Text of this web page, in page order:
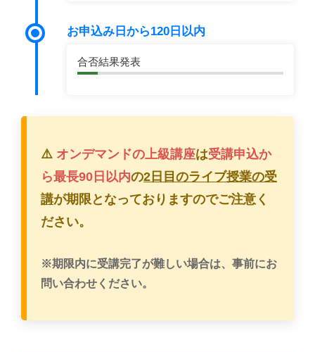
お申込み日から120日以内
合否結果発表
⚠️ オンデマンドの上級講座は受講申込か
ら最長90日以内の2日目のライブ授業の受
講が期限となっておりますのでご注意く
ださい。
※期限内に受講完了が難しい場合は、事前にお
問い合わせください。